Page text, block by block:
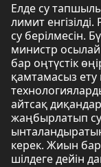
Елде су
лимит
су берілмесін.
министр осылай
бар оңтүстік
қамтамасыз
айтсақ
жаңбырлатып
керек. Жиын
шілдеге дейін